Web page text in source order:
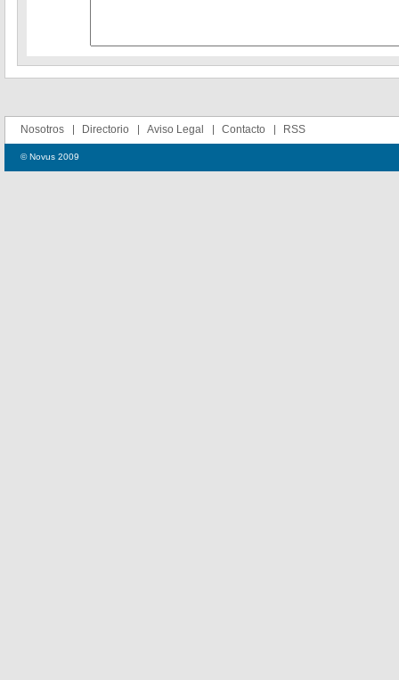
Nosotros Directorio Aviso Legal Contacto RSS
© Novus 2009